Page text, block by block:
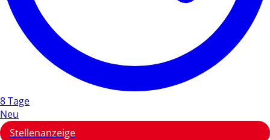
8 Tage
Neu
Stellenanzeige